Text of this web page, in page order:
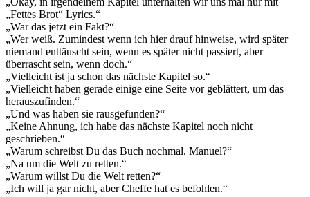
„Fettes Brot“ Lyrics.“
„War das jetzt ein Fakt?“
„Wer weiß. Zumindest wenn ich hier drauf hinweise, wird später
niemand enttäuscht sein, wenn es später nicht passiert, aber
überrascht sein, wenn doch.“
„Vielleicht ist ja schon das nächste Kapitel so.“
„Vielleicht haben gerade einige eine Seite vor geblättert, um das
herauszufinden.“
„Und was haben sie rausgefunden?“
„Keine Ahnung, ich habe das nächste Kapitel noch nicht
geschrieben.“
„Warum schreibst Du das Buch nochmal, Manuel?“
„Na um die Welt zu retten.“
„Warum willst Du die Welt retten?“
„Ich will ja gar nicht, aber Cheffe hat es befohlen.“